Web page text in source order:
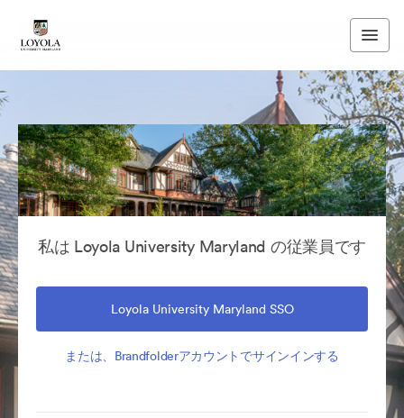
私は Loyola University Maryland の従業員です
Loyola University Maryland SSO
または、Brandfolderアカウントでサインインする